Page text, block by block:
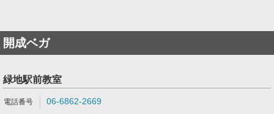
開成ベガ
緑地駅前教室
06-6862-2669